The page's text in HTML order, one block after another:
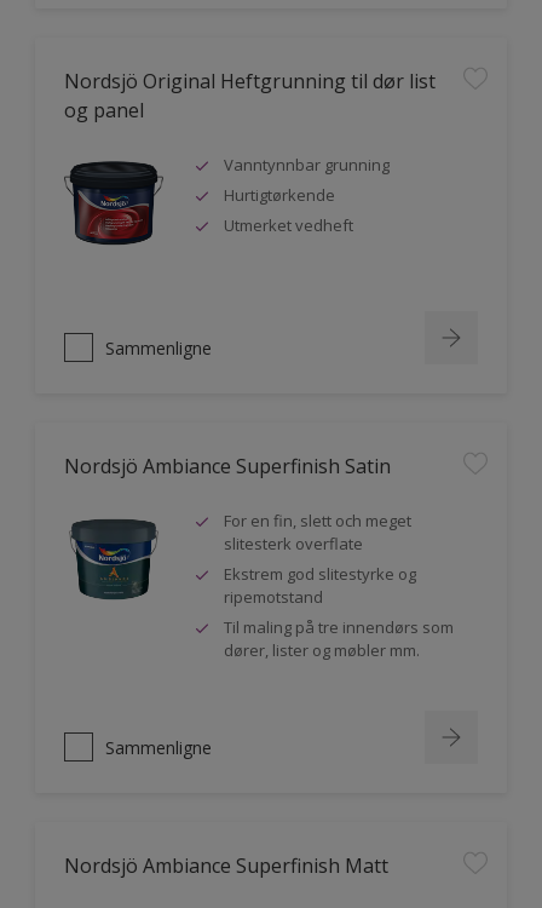
Nordsjö Original Heftgrunning til dør list
og panel
Vanntynnbar grunning
Hurtigtørkende
Utmerket vedheft
Sammenligne
Nordsjö Ambiance Superfinish Satin
For en fin, slett och meget
slitesterk overflate
Ekstrem god slitestyrke og
ripemotstand
Til maling på tre innendørs som
dører, lister og møbler mm.
Sammenligne
Nordsjö Ambiance Superfinish Matt